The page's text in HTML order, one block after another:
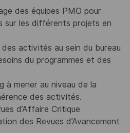
des équipes PMO pour
sur les différents projets en
activités au sein du bureau
du programmes et des
à mener au niveau de la
des activités.
d’Affaire Critique
des Revues d’Avancement